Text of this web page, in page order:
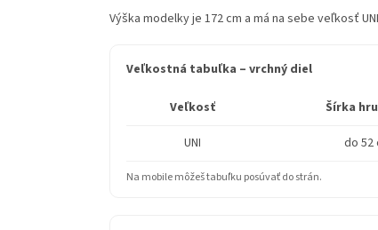
Výška modelky je 172 cm a má na sebe veľkosť UNI
Veľkostná tabuľka – vrchný diel
Veľkosť Šírka
UNI
do 52
Na mobile môžeš tabuľku posúvať do strán.